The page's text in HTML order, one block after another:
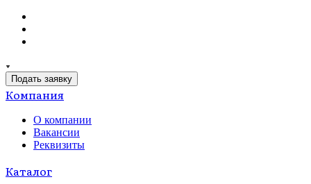
Подать заявку
Компания
О компании
Вакансии
Реквизиты
Каталог